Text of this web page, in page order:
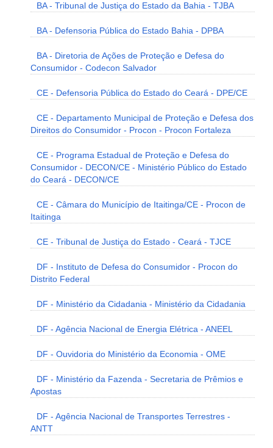
BA - Tribunal de Justiça do Estado da Bahia - TJBA
BA - Defensoria Pública do Estado Bahia - DPBA
BA - Diretoria de Ações de Proteção e Defesa do
Consumidor - Codecon Salvador
CE - Defensoria Pública do Estado do Ceará - DPE/CE
CE - Departamento Municipal de Proteção e Defesa dos
Direitos do Consumidor - Procon - Procon Fortaleza
CE - Programa Estadual de Proteção e Defesa do
Consumidor - DECON/CE - Ministério Público do Estado
do Ceará - DECON/CE
CE - Câmara do Município de Itaitinga/CE - Procon de
Itaitinga
CE - Tribunal de Justiça do Estado - Ceará - TJCE
DF - Instituto de Defesa do Consumidor - Procon do
Distrito Federal
DF - Ministério da Cidadania - Ministério da Cidadania
DF - Agência Nacional de Energia Elétrica - ANEEL
DF - Ouvidoria do Ministério da Economia - OME
DF - Ministério da Fazenda - Secretaria de Prêmios e
Apostas
DF - Agência Nacional de Transportes Terrestres -
ANTT